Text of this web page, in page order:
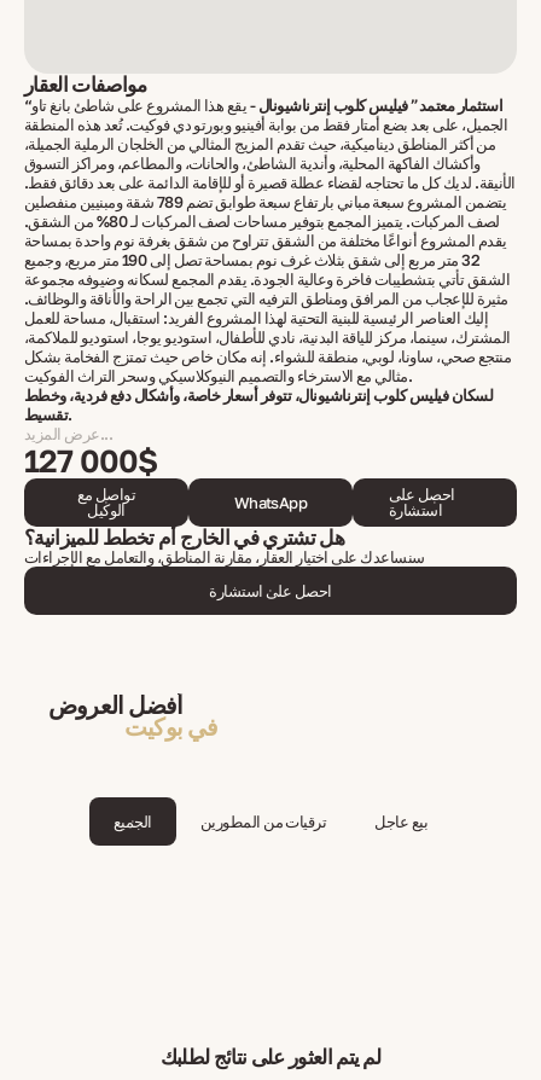
مواصفات العقار
“استثمار معتمد” فيليس كلوب إنترناشيونال- يقع هذا المشروع على شاطئ بانغ تاو
الجميل، على بعد بضع أمتار فقط من بوابة أفينيو وبورتو دي فوكيت. تُعد هذه المنطقة
من أكثر المناطق ديناميكية، حيث تقدم المزيج المثالي من الخلجان الرملية الجميلة،
وأكشاك الفاكهة المحلية، وأندية الشاطئ، والحانات، والمطاعم، ومراكز التسوق
الأنيقة. لديك كل ما تحتاجه لقضاء عطلة قصيرة أو للإقامة الدائمة على بعد دقائق فقط.
يتضمن المشروع سبعة مباني بارتفاع سبعة طوابق تضم 789 شقة ومبنيين منفصلين
لصف المركبات. يتميز المجمع بتوفير مساحات لصف المركبات لـ 80% من الشقق.
يقدم المشروع أنواعًا مختلفة من الشقق تتراوح من شقق بغرفة نوم واحدة بمساحة
32 متر مربع إلى شقق بثلاث غرف نوم بمساحة تصل إلى 190 متر مربع، وجميع
الشقق تأتي بتشطيبات فاخرة وعالية الجودة. يقدم المجمع لسكانه وضيوفه مجموعة
مثيرة للإعجاب من المرافق ومناطق الترفيه التي تجمع بين الراحة والأناقة والوظائف.
إليك العناصر الرئيسية للبنية التحتية لهذا المشروع الفريد: استقبال، مساحة للعمل
المشترك، سينما، مركز للياقة البدنية، نادي للأطفال، استوديو يوجا، استوديو للملاكمة،
منتجع صحي، ساونا، لوبي، منطقة للشواء. إنه مكان خاص حيث تمتزج الفخامة بشكل
مثالي مع الاسترخاء والتصميم النيوكلاسيكي وسحر التراث الفوكيت.
لسكان فيليس كلوب إنترناشيونال، تتوفر أسعار خاصة، وأشكال دفع فردية، وخطط
تقسيط.
عرض المزيد...
127 000$
تواصل مع
الوكيل
WhatsApp
احصل على
استشارة
هل تشتري في الخارج أم تخطط للميزانية؟
سنساعدك على اختيار العقار، مقارنة المناطق، والتعامل مع الإجراءات
احصل على استشارة
أفضل العروض
في بوكيت
الجميع ترقيات من المطورين بيع عاجل
لم يتم العثور على نتائج لطلبك